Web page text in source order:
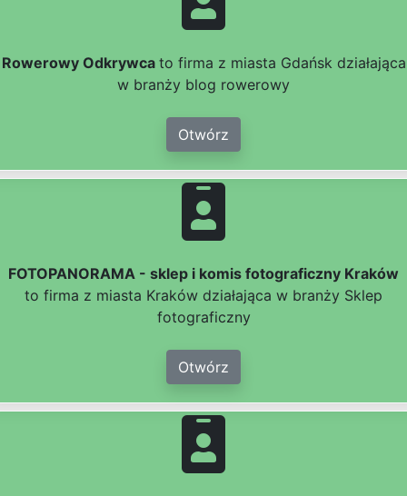
Rowerowy Odkrywca to firma z miasta Gdańsk działająca
w branży blog rowerowy
Otwórz
FOTOPANORAMA - sklep i komis fotograficzny Kraków
to firma z miasta Kraków działająca w branży Sklep
fotograficzny
Otwórz